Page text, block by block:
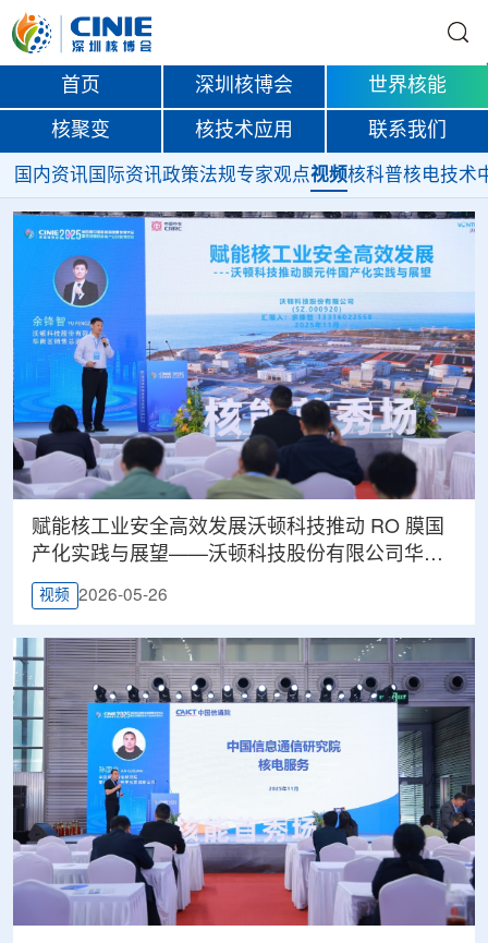
首页 深圳核博会 世界核能
核聚变 核技术应用 联系我们
国内资讯 国际资讯政策法规专家观点视频核科普核电技术
赋能核工业安全高效发展沃顿科技推动 RO 膜国
产化实践与展望——沃顿科技股份有限公司华南
区销售总监余锋智
视频 2026-05-26